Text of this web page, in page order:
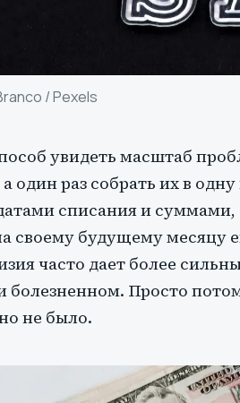
/ Pexels
увидеть масштаб
один раз собрать их в
списания и
своему будущему месяцу
часто дает более
болезненном. Просто
не было.